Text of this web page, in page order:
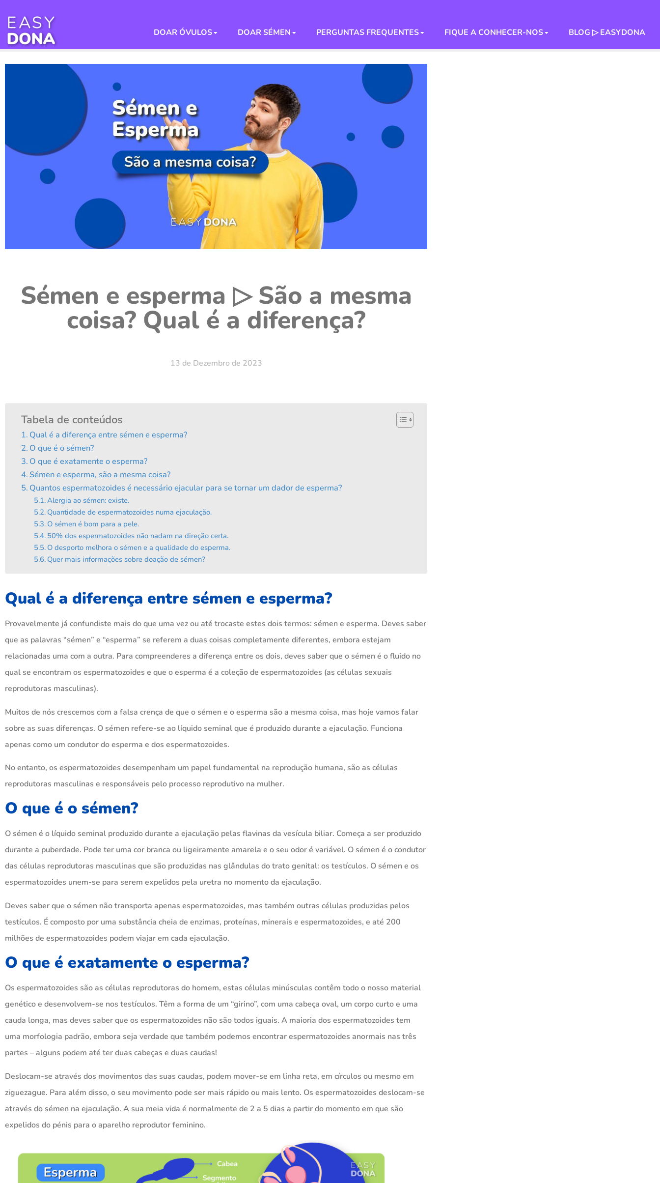
DOAR ÓVULOS DOAR SÉMEN PERGUNTAS FREQUENTES FIQUE A CONHECER-NOS BLOG ▷ EASYDONA
Sémen e esperma ▷ São a mesma
coisa? Qual é a diferença?
13 de Dezembro de 2023
Tabela de conteúdos
Qual é a diferença entre sémen e esperma?
O que é o sémen?
O que é exatamente o esperma?
Sémen e esperma, são a mesma coisa?
Quantos espermatozoides é necessário ejacular para se tornar um dador de esperma?
Alergia ao sémen: existe.
Quantidade de espermatozoides numa ejaculação.
O sémen é bom para a pele.
50% dos espermatozoides não nadam na direção certa.
O desporto melhora o sémen e a qualidade do esperma.
Quer mais informações sobre doação de sémen?
Qual é a diferença entre sémen e esperma?
Provavelmente já confundiste mais do que uma vez ou até trocaste estes dois termos: sémen e esperma. Deves saber
que as palavras “sémen” e “esperma” se referem a duas coisas completamente diferentes, embora estejam
relacionadas uma com a outra. Para compreenderes a diferença entre os dois, deves saber que o sémen é o fluido no
qual se encontram os espermatozoides e que o esperma é a coleção de espermatozoides (as células sexuais
reprodutoras masculinas).
Muitos de nós crescemos com a falsa crença de que o sémen e o esperma são a mesma coisa, mas hoje vamos falar
sobre as suas diferenças. O sémen refere-se ao líquido seminal que é produzido durante a ejaculação. Funciona
apenas como um condutor do esperma e dos espermatozoides.
No entanto, os espermatozoides desempenham um papel fundamental na reprodução humana, são as células
reprodutoras masculinas e responsáveis pelo processo reprodutivo na mulher.
O que é o sémen?
O sémen é o líquido seminal produzido durante a ejaculação pelas flavinas da vesícula biliar. Começa a ser produzido
durante a puberdade. Pode ter uma cor branca ou ligeiramente amarela e o seu odor é variável. O sémen é o condutor
das células reprodutoras masculinas que são produzidas nas glândulas do trato genital: os testículos. O sémen e os
espermatozoides unem-se para serem expelidos pela uretra no momento da ejaculação.
Deves saber que o sémen não transporta apenas espermatozoides, mas também outras células produzidas pelos
testículos. É composto por uma substância cheia de enzimas, proteínas, minerais e espermatozoides, e até 200
milhões de espermatozoides podem viajar em cada ejaculação.
O que é exatamente o esperma?
Os espermatozoides são as células reprodutoras do homem, estas células minúsculas contêm todo o nosso material
genético e desenvolvem-se nos testículos. Têm a forma de um “girino”, com uma cabeça oval, um corpo curto e uma
cauda longa, mas deves saber que os espermatozoides não são todos iguais. A maioria dos espermatozoides tem
uma morfologia padrão, embora seja verdade que também podemos encontrar espermatozoides anormais nas três
partes – alguns podem até ter duas cabeças e duas caudas!
Deslocam-se através dos movimentos das suas caudas, podem mover-se em linha reta, em círculos ou mesmo em
ziguezague. Para além disso, o seu movimento pode ser mais rápido ou mais lento. Os espermatozoides deslocam-se
através do sémen na ejaculação. A sua meia vida é normalmente de 2 a 5 dias a partir do momento em que são
expelidos do pénis para o aparelho reprodutor feminino.